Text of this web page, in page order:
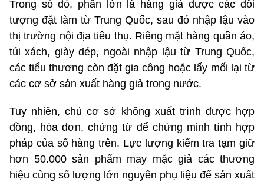
Trong số đó, phần lớn là hàng giả được các đối
tượng đặt làm từ Trung Quốc, sau đó nhập lậu vào
thị trường nội địa tiêu thụ. Riêng mặt hàng quần áo,
túi xách, giày dép, ngoài nhập lậu từ Trung Quốc,
các tiểu thương còn đặt gia công hoặc lấy mối lại từ
các cơ sở sản xuất hàng giả trong nước.
Tuy nhiên, chủ cơ sở không xuất trình được hợp
đồng, hóa đơn, chứng từ để chứng minh tính hợp
pháp của số hàng trên. Lực lượng kiểm tra tạm giữ
hơn 50.000 sản phẩm may mặc giả các thương
hiệu cùng số lượng lớn nguyên phụ liệu để sản xuất